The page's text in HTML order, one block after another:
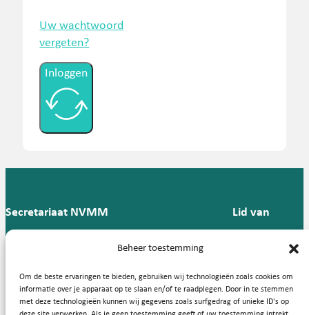
Beheer toestemming
Om de beste ervaringen te bieden, gebruiken wij technologieën zoals cookies om
informatie over je apparaat op te slaan en/of te raadplegen. Door in te stemmen
met deze technologieën kunnen wij gegevens zoals surfgedrag of unieke ID's op
Uw wachtwoord
vergeten?
Inloggen
Secretariaat NVMM
Groningen
T: 088 -
57
Lid van